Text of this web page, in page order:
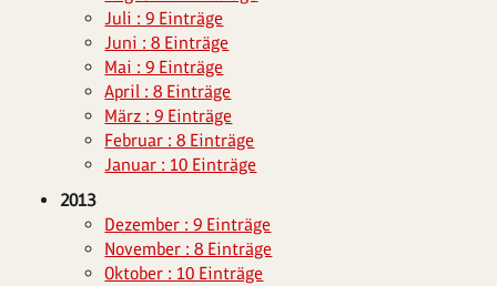
Juli : 9 Einträge
Juni : 8 Einträge
Mai : 9 Einträge
April : 8 Einträge
März : 9 Einträge
Februar : 8 Einträge
Januar : 10 Einträge
2013
Dezember : 9 Einträge
November : 8 Einträge
Oktober : 10 Einträge